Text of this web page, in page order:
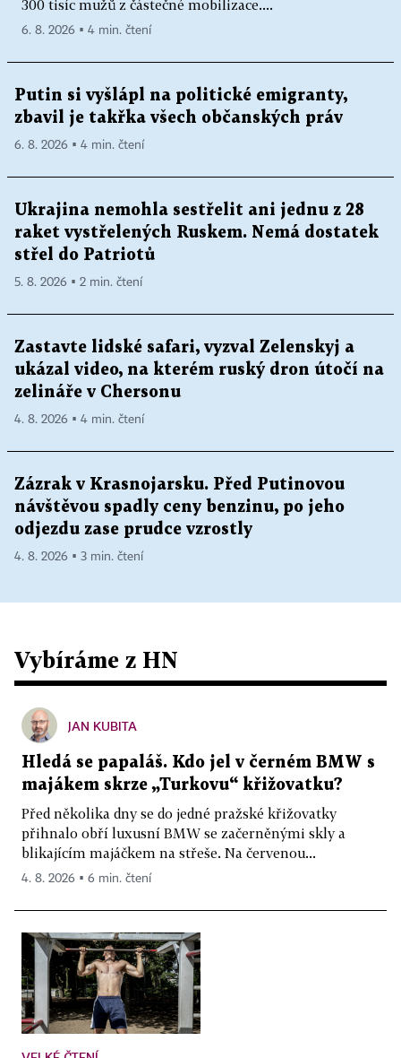
300 tisíc mužů z částečné mobilizace....
6. 8. 2026 ▪ 4 min. čtení
Putin si vyšlápl na politické emigranty,
zbavil je takřka všech občanských práv
6. 8. 2026 ▪ 4 min. čtení
Ukrajina nemohla sestřelit ani jednu z 28
raket vystřelených Ruskem. Nemá dostatek
střel do Patriotů
5. 8. 2026 ▪ 2 min. čtení
Zastavte lidské safari, vyzval Zelenskyj a
ukázal video, na kterém ruský dron útočí na
zelináře v Chersonu
4. 8. 2026 ▪ 4 min. čtení
Zázrak v Krasnojarsku. Před Putinovou
návštěvou spadly ceny benzinu, po jeho
odjezdu zase prudce vzrostly
4. 8. 2026 ▪ 3 min. čtení
Vybíráme z HN
JAN KUBITA
Hledá se papaláš. Kdo jel v černém BMW s
majákem skrze „Turkovu“ křižovatku?
Před několika dny se do jedné pražské křižovatky
přihnalo obří luxusní BMW se začerněnými skly a
blikajícím majáčkem na střeše. Na červenou...
4. 8. 2026 ▪ 6 min. čtení